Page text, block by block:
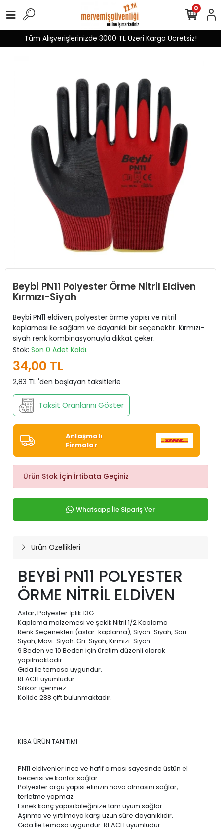
Tüm Alışverişlerinizde 3000 TL Üzeri Kargo Ücretsiz!
0
Beybi PN11 Polyester Örme Nitril Eldiven
Kırmızı-Siyah
Beybi PN11 eldiven, polyester örme yapısı ve nitril
kaplaması ile sağlam ve dayanıklı bir seçenektir. Kırmızı-
siyah renk kombinasyonuyla dikkat çeker.
Stok: Son 0 Adet Kaldı.
34,00 TL
2,83 TL 'den başlayan taksitlerle
Taksit Oranlarını Göster
Anlaşmalı
Firmalar
Ürün Stok İçin İrtibata Geçiniz
Whatsapp İle Sipariş Ver
Ürün Özellikleri
BEYBİ PN11 POLYESTER
ÖRME NİTRİL ELDİVEN
Astar; Polyester İplik 13G
Kaplama malzemesi ve şekli; Nitril 1/2 Kaplama
Renk Seçenekleri (astar-kaplama); Siyah-Siyah, Sarı-
Siyah, Mavi-Siyah, Gri-Siyah, Kırmızı-Siyah
9 Beden ve 10 Beden için üretim düzenli olarak
yapılmaktadır.
Gıda ile temasa uygundur.
REACH uyumludur.
Silikon içermez.
Kolide 288 çift bulunmaktadır.
KISA ÜRÜN TANITIMI
PN11 eldivenler ince ve hafif olması sayesinde üstün el
becerisi ve konfor sağlar.
Polyester örgü yapısı elinizin hava almasını sağlar,
terletme yapmaz.
Esnek konç yapısı bileğinize tam uyum sağlar.
Aşınma ve yırtılmaya karşı uzun süre dayanıklıdır.
Gıda İle temasa uygundur. REACH uyumludur.